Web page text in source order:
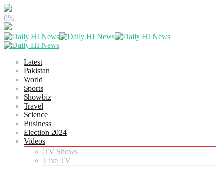
0%
Latest
Pakistan
World
Sports
Showbiz
Travel
Science
Business
Election 2024
Videos
TV Shows
Live TV